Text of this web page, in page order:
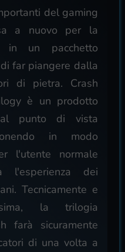
del gaming
a nuovo per la
in un pacchetto
far piangere dalla
di pietra. Crash
è un prodotto
punto di vista
in modo
l'utente normale
dei
Tecnicamente e
la trilogia
farà sicuramente
di una volta a